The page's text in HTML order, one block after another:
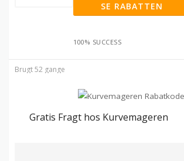
SE RABATTEN
100% SUCCESS
Brugt 52 gange
Gratis Fragt hos Kurvemageren